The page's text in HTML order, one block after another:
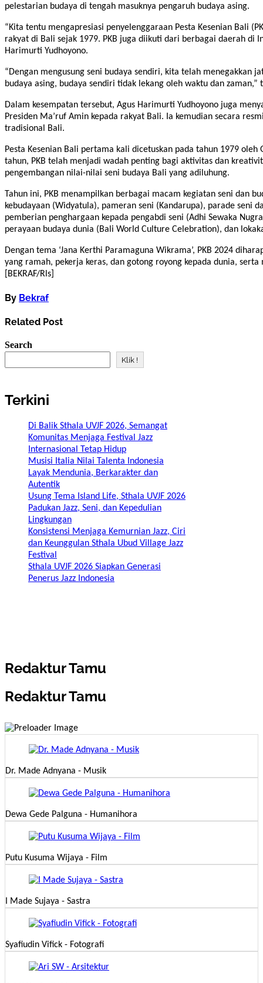
pelestarian budaya di tengah masuknya pengaruh budaya asing.
“Kita tentu mengapresiasi penyelenggaraan Pesta Kesenian Bali
rakyat di Bali sejak 1979. PKB juga diikuti dari berbagai daerah di
Harimurti Yudhoyono.
“Dengan mengusung seni budaya sendiri, kita telah menegakkan
budaya asing, budaya sendiri tidak lekang oleh waktu dan zaman,”
Dalam kesempatan tersebut, Agus Harimurti Yudhoyono juga
Presiden Ma’ruf Amin kepada rakyat Bali. Ia kemudian secara
tradisional Bali.
Pesta Kesenian Bali pertama kali dicetuskan pada tahun 1979
tahun, PKB telah menjadi wadah penting bagi aktivitas dan
pengembangan nilai-nilai seni budaya Bali yang adiluhung.
Tahun ini, PKB menampilkan berbagai macam kegiatan seni dan
kebudayaan (Widyatula), pameran seni (Kandarupa), parade seni
pemberian penghargaan kepada pengabdi seni (Adhi Sewaka
perayaan budaya dunia (Bali World Culture Celebration), dan
Dengan tema ‘Jana Kerthi Paramaguna Wikrama’, PKB 2024
yang ramah, pekerja keras, dan gotong royong kepada dunia,
[BEKRAF/Rls]
By Bekraf
Related Post
Search
Klik !
Terkini
Di Balik Sthala UVJF 2026, Semangat
Komunitas Menjaga Festival Jazz
Internasional Tetap Hidup
Musisi Italia Nilai Talenta Indonesia
Layak Mendunia, Berkarakter dan
Autentik
Usung Tema Island Life, Sthala UVJF 2026
Padukan Jazz, Seni, dan Kepedulian
Lingkungan
Konsistensi Menjaga Kemurnian Jazz, Ciri
dan Keunggulan Sthala Ubud Village Jazz
Festival
Sthala UVJF 2026 Siapkan Generasi
Penerus Jazz Indonesia
Redaktur Tamu
Redaktur Tamu
Dr. Made Adnyana - Musik
Dewa Gede Palguna - Humanihora
Putu Kusuma Wijaya - Film
I Made Sujaya - Sastra
Syafiudin Vifick - Fotografi